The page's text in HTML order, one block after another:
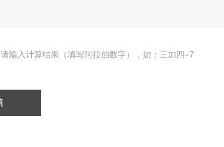
请输入计算结果（填写阿拉伯数字），如：三加四=7